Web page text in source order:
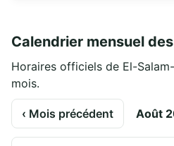
Calendrier mensuel
Horaires officiels de El-
mois.
‹ Mois précédent Août